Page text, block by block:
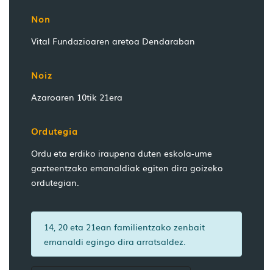
Non
Vital Fundazioaren aretoa Dendaraban
Noiz
Azaroaren 10tik 21era
Ordutegia
Ordu eta erdiko iraupena duten eskola-ume
gazteentzako emanaldiak egiten dira goizeko
ordutegian.
14, 20 eta 21ean familientzako zenbait
emanaldi egingo dira arratsaldez.